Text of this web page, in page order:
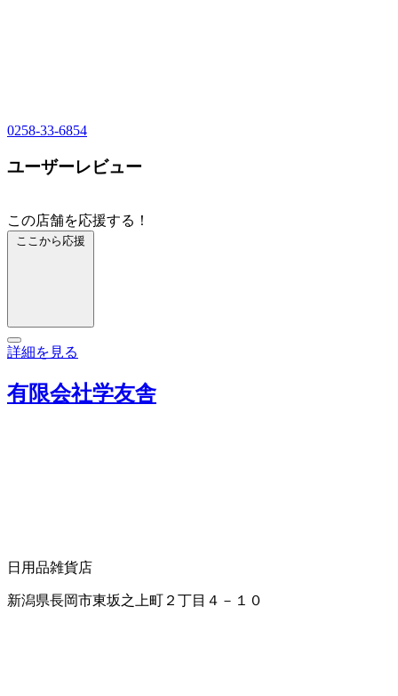
0258-33-6854
ユーザーレビュー
この店舗を応援する！
ここから応援
詳細を見る
有限会社学友舎
日用品雑貨店
新潟県長岡市東坂之上町２丁目４－１０